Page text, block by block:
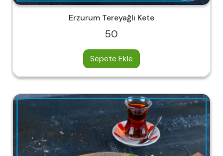
Erzurum Tereyağlı Kete
50
Sepete Ekle